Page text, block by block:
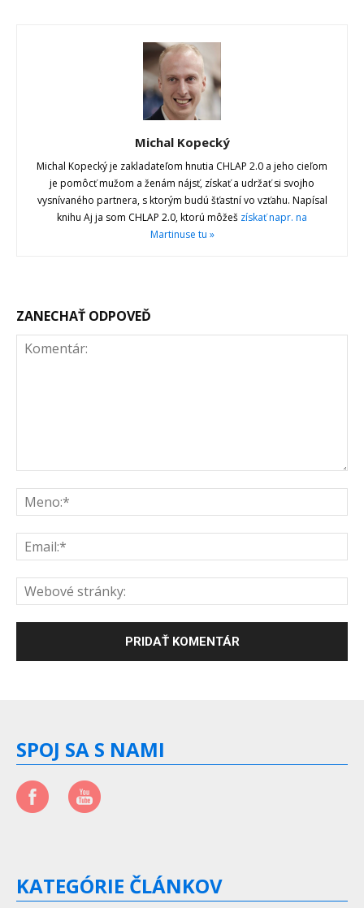
Michal Kopecký
Michal Kopecký je zakladateľom hnutia CHLAP 2.0 a jeho cieľom
je pomôcť mužom a ženám nájsť, získať a udržať si svojho
vysnívaného partnera, s ktorým budú šťastní vo vzťahu. Napísal
knihu Aj ja som CHLAP 2.0, ktorú môžeš získať napr. na
Martinuse tu »
ZANECHAŤ ODPOVEĎ
SPOJ SA S NAMI
KATEGÓRIE ČLÁNKOV